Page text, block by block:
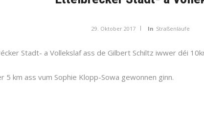
29. Oktober 2017 In Straßenläufe
Stadt- a Vollekslaf ass de Gilbert Schiltz iwwer déi
5 km ass vum Sophie Klopp-Sowa gewonnen ginn.